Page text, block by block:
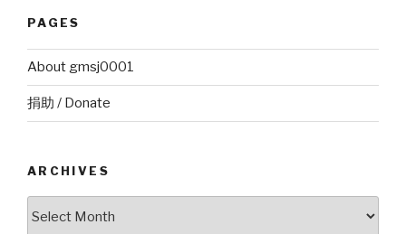
PAGES
About gmsj0001
捐助 / Donate
ARCHIVES